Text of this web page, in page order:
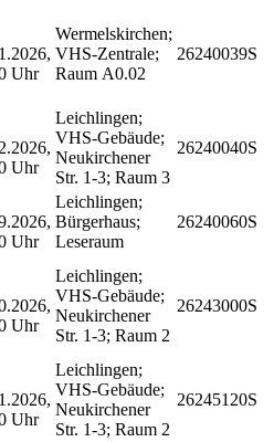
Uhr
Wermelskirchen;
VHS-Zentrale;
Raum A0.02
26240039S
Uhr
Leichlingen;
VHS-Gebäude;
Neukirchener
Str. 1-3; Raum 3
26240040S
Uhr
Leichlingen;
Bürgerhaus;
Leseraum
26240060S
Uhr
Leichlingen;
VHS-Gebäude;
Neukirchener
Str. 1-3; Raum 2
26243000S
Uhr
Leichlingen;
VHS-Gebäude;
Neukirchener
Str. 1-3; Raum 2
26245120S